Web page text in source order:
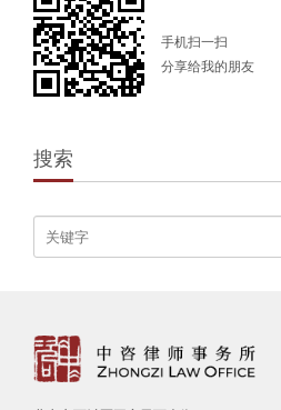
手机扫一扫
分享给我的朋友
搜索